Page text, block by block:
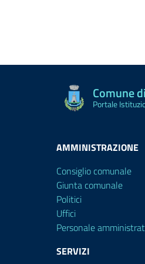
Comune
Portale
AMMINISTRAZIONE
Consiglio comunale
Giunta comunale
Politici
Uffici
Personale
SERVIZI